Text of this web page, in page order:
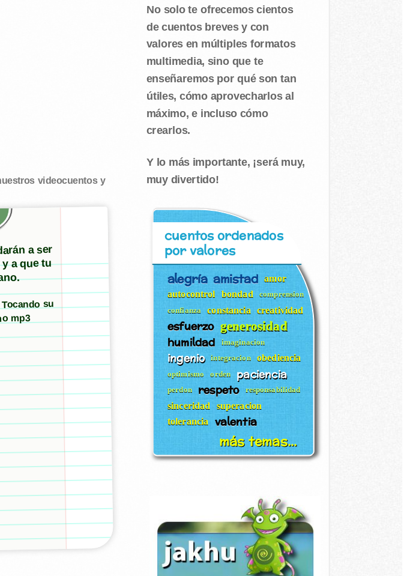
videocuentos y
a ser
a que tu
su
mp3
No solo te ofrecemos cientos
de cuentos breves y con
valores en múltiples formatos
multimedia, sino que te
enseñaremos por qué son tan
útiles, cómo aprovecharlos al
máximo, e incluso cómo
crearlos.
Y lo más importante, ¡será muy,
muy divertido!
cuentos ordenados
por valores
alegría amistad amor
autocontrol bondad comprension
confianza constancia creatividad
esfuerzo generosidad
humildad imaginacion
ingenio integracion obediencia
optimismo orden paciencia
perdon respeto responsabilidad
sinceridad
superacion
tolerancia
valentia
más temas...